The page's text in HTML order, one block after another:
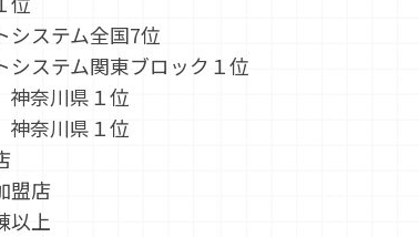
システム全国7位
システム関東ブロック１位
奈川県１位
奈川県１位
盟店
以上